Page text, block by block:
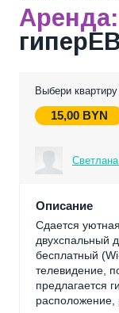
Аренда:
Выбери
15,00 BYN
Описание
Сдается
двухспальный
бесплатный
телевидение,
предлагается